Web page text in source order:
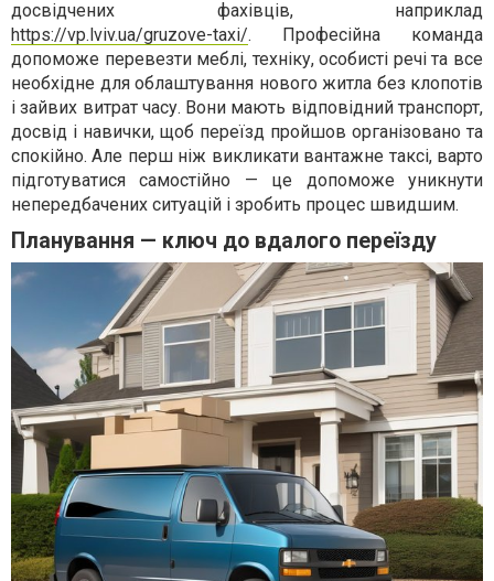
досвідчених фахівців, наприклад
https://vp.lviv.ua/gruzove-taxi/. Професійна команда
допоможе перевезти меблі, техніку, особисті речі та все
необхідне для облаштування нового житла без клопотів
і зайвих витрат часу. Вони мають відповідний транспорт,
досвід і навички, щоб переїзд пройшов організовано та
спокійно. Але перш ніж викликати вантажне таксі, варто
підготуватися самостійно — це допоможе уникнути
непередбачених ситуацій і зробить процес швидшим.
Планування — ключ до вдалого переїзду